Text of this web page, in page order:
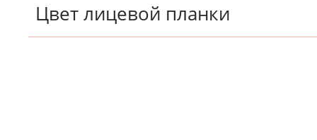
Цвет лицевой планки